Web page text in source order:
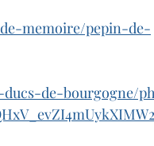
memoire/pepin-de-
de-bourgogne/